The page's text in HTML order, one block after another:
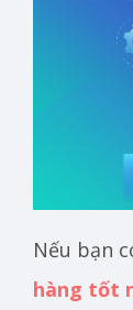
Nếu bạn
hàng tốt